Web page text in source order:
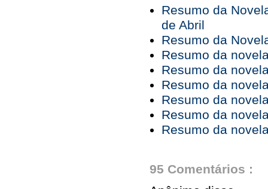
Resumo da
de Abril
Resumo da
Resumo da
Resumo da
Resumo da
Resumo da
Resumo da
Resumo da
95 Comentários :